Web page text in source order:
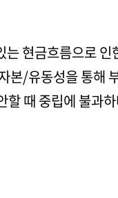
현금흐름으로 인
본/유동성을 통해
때 중립에 불과